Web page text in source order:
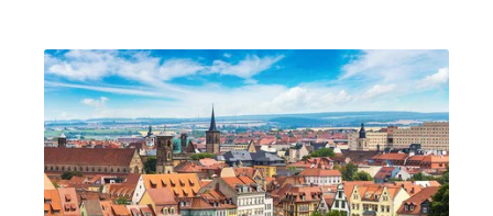
hundefreundliche Angebote haben.